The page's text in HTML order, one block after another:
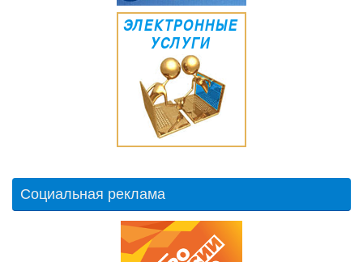
Социальная реклама